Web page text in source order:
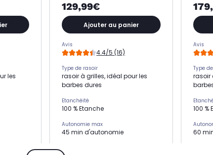
les
129,99€
Ajouter au panier
Avis
4.4/5 (16)
Type de rasoir
rasoir à grilles, idéal pour les
barbes dures
Etanchéité
100 % Etanche
Autonomie max
45 min d'autonomie
Avis
Type
rasoir
100 %
60